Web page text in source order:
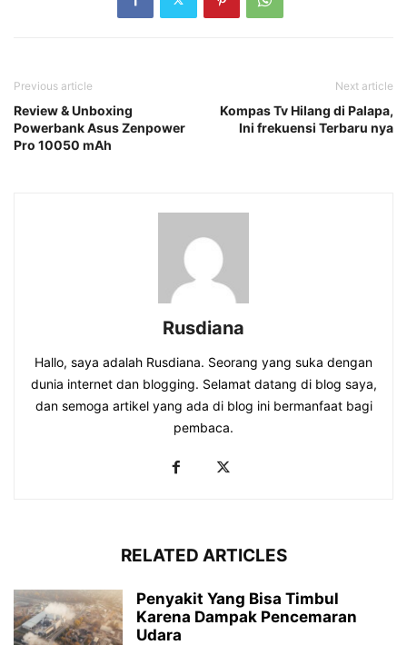
Previous article
Review & Unboxing
Powerbank Asus Zenpower
Pro 10050 mAh
Next article
Kompas Tv Hilang di Palapa,
Ini frekuensi Terbaru nya
Rusdiana
Hallo, saya adalah Rusdiana. Seorang yang suka dengan
dunia internet dan blogging. Selamat datang di blog saya,
dan semoga artikel yang ada di blog ini bermanfaat bagi
pembaca.
RELATED ARTICLES
Penyakit Yang Bisa Timbul
Karena Dampak Pencemaran
Udara